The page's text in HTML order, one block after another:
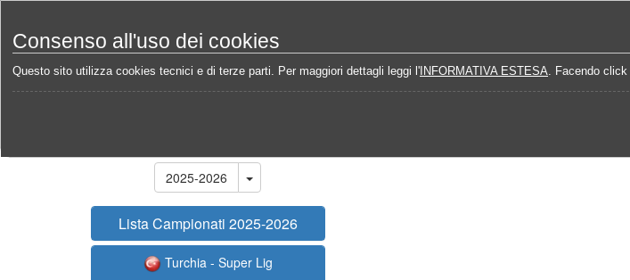
Consenso all'uso dei cookies
Questo sito utilizza cookies tecnici e di terze parti. Per maggiori dettagli leggi l' INFORMATIVA ESTESA. Facendo
Home Campionati Turchia - Super Lig 2025-2026 Calendario
2025-2026
Lista Campionati 2025-2026
Turchia - Super Lig